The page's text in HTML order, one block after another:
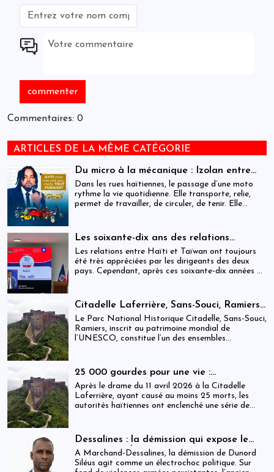
Commentaires: 0
ARTICLES DE LA MÊME CATÉGORIE
Du micro à la mécanique : Izolan entre
dans l’univers des motocyclettes en Haïti
Dans les rues haïtiennes, le passage d’une moto
rythme la vie quotidienne. Elle transporte, relie,
permet de travailler, de circuler, de tenir. Elle
personnes.
Les soixante-dix ans des relations
haïtiano-taïwanaises : entre dépendance
et ambiguïtés stratégiques
Les relations entre Haïti et Taïwan ont toujours
été très appréciées par les dirigeants des deux
pays. Cependant, après ces soixante-dix années de
objectifs de développement durable sur lesquels
Haïti devrait se fixer.
Citadelle Laferrière, Sans-Souci, Ramiers :
gouvernance absente d’un patrimoine
mondial sous pression structurelle
Le Parc National Historique Citadelle, Sans-Souci,
Ramiers, inscrit au patrimoine mondial de
l’UNESCO, constitue l’un des ensembles
déploie une réalité institutionnelle fragilisée par
l’absence prolongée de gouvernance effective.
25 000 gourdes pour une vie :
arrestations, révocations et démission
après le drame de la Citadelle
Après le drame du 11 avril 2026 à la Citadelle
Laferrière, ayant causé au moins 25 morts, les
autorités haïtiennes ont enclenché une série de
USD) par victime est maintenue, ravivant les
critiques sur la gestion des catastrophes publiques.
Dessalines : la démission qui expose le
silence de l’État
À Marchand-Dessalines, la démission de Dunord
Siléus agit comme un électrochoc politique. Sur